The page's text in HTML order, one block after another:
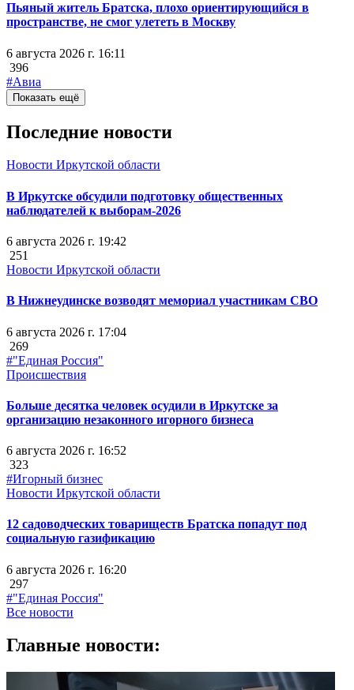
Пьяный житель Братска, плохо ориентирующийся в
пространстве, не смог улететь в Москву
6 августа 2026 г. 16:11
396
#Авиа
Показать ещё
Последние новости
Новости Иркутской области
В Иркутске обсудили подготовку общественных
наблюдателей к выборам-2026
6 августа 2026 г. 19:42
251
Новости Иркутской области
В Нижнеудинске возводят мемориал участникам СВО
6 августа 2026 г. 17:04
269
#"Единая Россия"
Происшествия
Больше десятка человек осудили в Иркутске за
организацию незаконного игорного бизнеса
6 августа 2026 г. 16:52
323
#Игорный бизнес
Новости Иркутской области
12 садоводческих товариществ Братска попадут под
социальную газификацию
6 августа 2026 г. 16:20
297
#"Единая Россия"
Все новости
Главные новости: